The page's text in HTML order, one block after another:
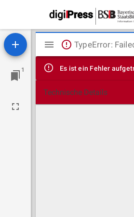
1
Mirador
Viewer
TypeError:
Es ist ein Fehler
Technische Details